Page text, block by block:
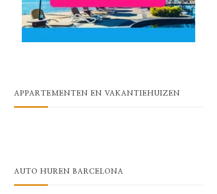
APPARTEMENTEN EN VAKANTIEHUIZEN
AUTO HUREN BARCELONA